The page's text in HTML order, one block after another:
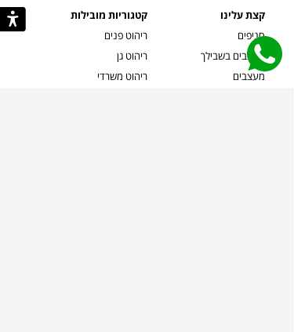
קצת עלינו
סניפים
מעצבים בשבילך
מעצבים
קטגוריות מובילות
ריהוט פנים
ריהוט גן
ריהוט משרדי